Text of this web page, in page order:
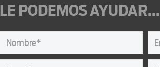
LE PODEMOS AYUDAR...